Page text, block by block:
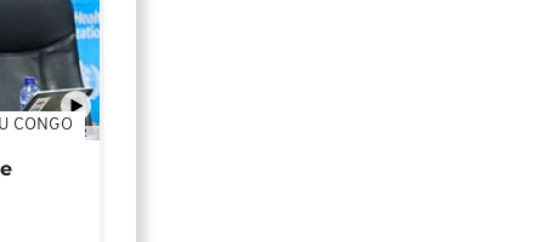
01:02
CONGO